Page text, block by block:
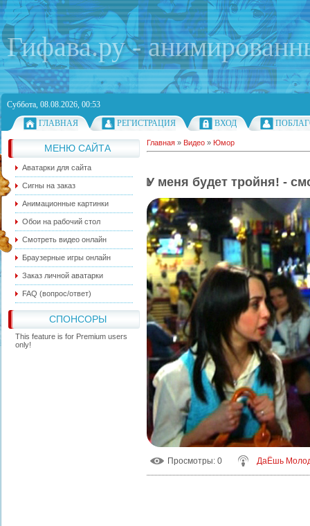
Гифава.ру -
Суббота, 08.08.2026, 00:53
ГЛАВНАЯ
РЕГИСТРАЦИЯ ВХОД
МЕНЮ САЙТА
Аватарки для сайта
Сигны на заказ
Анимационные картинки
Обои на рабочий стол
Смотреть видео онлайн
Браузерные игры онлайн
Заказ личной аватарки
FAQ (вопрос/ответ)
СПОНСОРЫ
This feature is for Premium users
only!
Главная » Видео » Юмор
У меня будет тройня! -
Просмотры: 0 ДаЁшь